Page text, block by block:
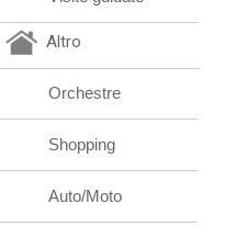
Altro
Orchestre
Shopping
Auto/Moto